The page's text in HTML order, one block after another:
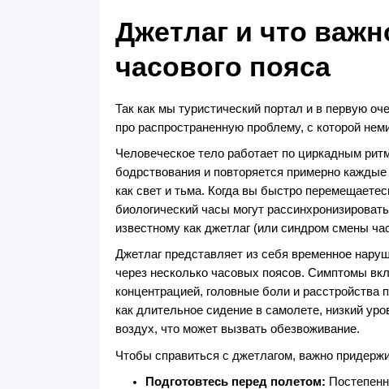
Джетлаг и что
часового пояса
Так как мы туристический портал и в первую
про распространенную проблему, с которой
Человеческое тело работает по циркадным
бодрствования и повторяется примерно
как свет и тьма. Когда вы быстро
биологический часы могут
известному как джетлаг (или синдром смены
Джетлаг представляет из себя временное
через несколько часовых поясов. Симптомы
концентрацией, головные боли и
как длительное сидение в самолете, низкий
воздух, что может вызвать обезвоживание.
Чтобы справиться с джетлагом, важно
Подготовтесь перед полетом: